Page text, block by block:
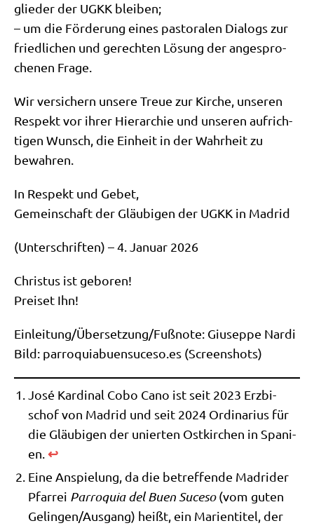
glie­der der UGKK blei­ben;
– um die För­de­rung eines pasto­ra­len Dia­logs zur
fried­li­chen und gerech­ten Lösung der ange­spro­
che­nen Frage.
Wir ver­si­chern unse­re Treue zur Kir­che, unse­ren
Respekt vor ihrer Hier­ar­chie und unse­ren auf­rich­
ti­gen Wunsch, die Ein­heit in der Wahr­heit zu
bewahren.
In Respekt und Gebet,
Gemein­schaft der Gläu­bi­gen der UGKK in Madrid
(Unter­schrif­ten) – 4. Janu­ar 2026
Chri­stus ist gebo­ren!
Prei­set Ihn!
Einleitung/​Übersetzung/​Fußnote: Giu­sep­pe Nar­di
Bild: par​ro​quia​buen​suce​so​.es (Screen­shots)
José Kar­di­nal Cobo Cano ist seit 2023 Erz­bi­
schof von Madrid und seit 2024 Ordi­na­ri­us für
die Gläu­bi­gen der unier­ten Ost­kir­chen in Spa­ni­
en. ↩︎
Eine Anspie­lung, da die betref­fen­de Madri­der
Pfar­rei Par­ro­quia del Buen Suce­so(vom guten
Gelingen/​Ausgang) heißt, ein Mari­en­ti­tel, der